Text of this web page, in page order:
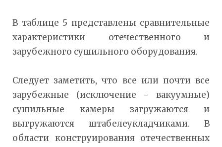
В таблице 5 представлены сравнительные
характеристики отечественного и
зарубежного сушильного оборудования.
Следует заметить, что все или почти все
зарубежные (исключение - вакуумные)
сушильные камеры загружаются и
выгружаются штабелеукладчиками. В
области конструирования отечественных